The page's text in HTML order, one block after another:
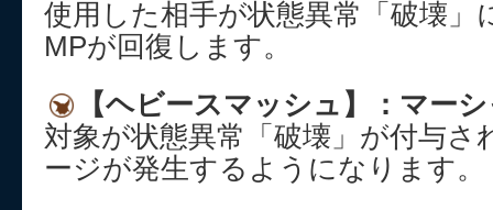
使用した相手が状態異常「破壊」
MPが回復します。
【ヘビースマッシュ】：マー
対象が状態異常「破壊」が付与さ
ージが発生するようになります。